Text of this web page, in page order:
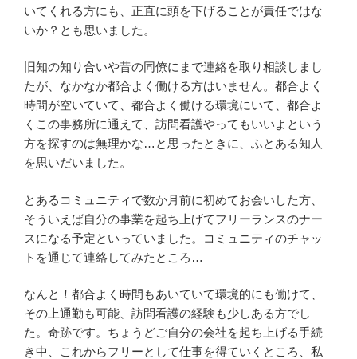
いてくれる方にも、正直に頭を下げることが責任ではな
いか？とも思いました。
旧知の知り合いや昔の同僚にまで連絡を取り相談しまし
たが、なかなか都合よく働ける方はいません。都合よく
時間が空いていて、都合よく働ける環境にいて、都合よ
くこの事務所に通えて、訪問看護やってもいいよという
方を探すのは無理かな…と思ったときに、ふとある知人
を思いだいました。
とあるコミュニティで数か月前に初めてお会いした方、
そういえば自分の事業を起ち上げてフリーランスのナー
スになる予定といっていました。コミュニティのチャッ
トを通じて連絡してみたところ…
なんと！都合よく時間もあいていて環境的にも働けて、
その上通勤も可能、訪問看護の経験も少しある方でし
た。奇跡です。ちょうどご自分の会社を起ち上げる手続
き中、これからフリーとして仕事を得ていくところ、私